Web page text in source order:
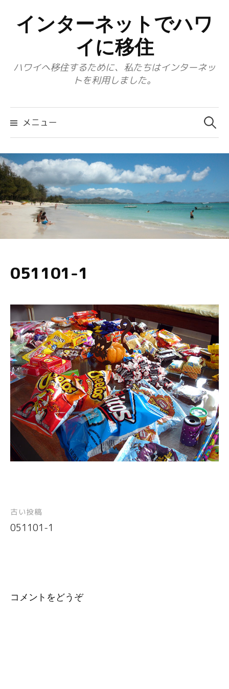
ン
ツ
ッ
インターネットでハワ
イに移住
ハワイへ移住するために、私たちはインターネッ
トを利用しました。
メニュー
検
索:
051101-1
投
稿
古い投稿
051101-1
コメントをどうぞ